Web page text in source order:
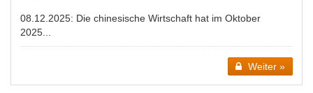
08.12.2025: Die chinesische Wirtschaft hat im Oktober
2025...
Weiter »